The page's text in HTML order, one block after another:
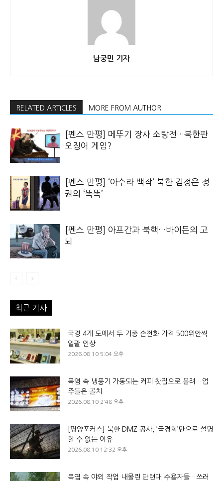
남궁민 기자
RELATED ARTICLES MORE FROM AUTHOR
[펜스 만평] 메뚜기 장사 소탕전…북한판
오징어 게임?
[펜스 만평] ‘아수라 백작’ 북한 김정은 정
권의 ‘똑똑’
[펜스 만평] 아프간과 북핵…바이든의 고
뇌
최근 기사
국경 4개 도에서 두 기종 손전화 가격 500위안씩
일괄 인상
2026.08.10 5:04 오후
폭염 속 냉풍기 가동되는 커피·찻집으로 몰려…업
주들은 골치
2026.08.10 2:48 오후
[평양포커스] 북한 DMZ 공사, ‘국경화’만으로 설명
할 수 없는 이유
2026.08.10 12:32 오후
폭염 속 야외 작업 내몰린 단련대 수용자들…쓰러